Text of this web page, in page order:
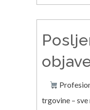
trgovine – sve